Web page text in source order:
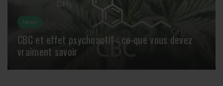
News
CBC et effet psychoactif : ce que vous devez
vraiment savoir